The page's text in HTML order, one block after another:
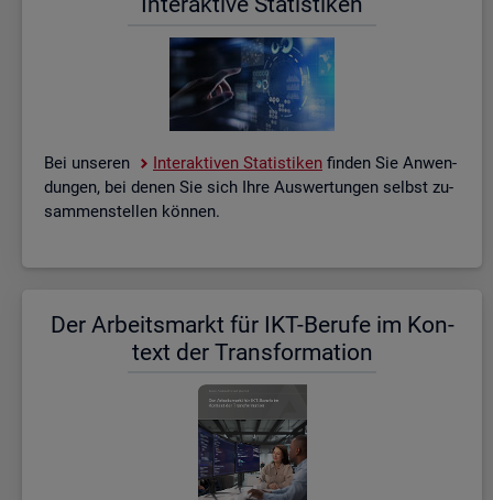
Bei un­se­ren In­ter­ak­ti­ven Sta­tis­ti­ken fin­den Sie An­wen­
dun­gen, bei denen Sie sich Ihre Aus­wer­tun­gen selbst zu­
sam­men­stel­len kön­nen.
Der Ar­beits­markt für IKT-Be­ru­fe im Kon­
text der Trans­for­ma­ti­on